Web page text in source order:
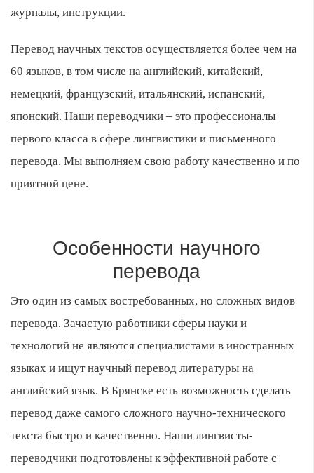
журналы, инструкции.
Перевод научных текстов осуществляется более чем на
60 языков, в том числе на английский, китайский,
немецкий, французский, итальянский, испанский,
японский. Наши переводчики – это профессионалы
первого класса в сфере лингвистики и письменного
перевода. Мы выполняем свою работу качественно и по
приятной цене.
Особенности научного
перевода
Это один из самых востребованных, но сложных видов
перевода. Зачастую работники сферы науки и
технологий не являются специалистами в иностранных
языках и ищут научный перевод литературы на
английский язык. В Брянске есть возможность сделать
перевод даже самого сложного научно-технического
текста быстро и качественно. Наши лингвисты-
переводчики подготовлены к эффективной работе с